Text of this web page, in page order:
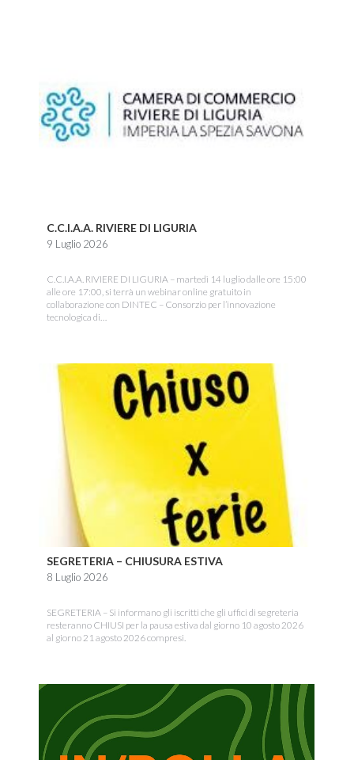
C.C.I.A.A. RIVIERE DI LIGURIA
9 Luglio 2026
C.C.I.A.A. RIVIERE DI LIGURIA – martedì 14 luglio dalle ore 15:00
alle ore 17:00, si terrà un webinar online gratuito in
collaborazione con DINTEC – Consorzio per l’innovazione
tecnologica di…
SEGRETERIA – CHIUSURA ESTIVA
8 Luglio 2026
SEGRETERIA – Si informano gli iscritti che gli uffici di segreteria
resteranno CHIUSI per la pausa estiva dal giorno 10 agosto 2026
al giorno 21 agosto 2026 compresi.